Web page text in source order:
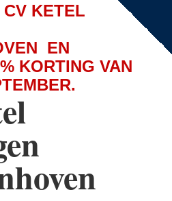
KETEL
EN
KORTING VAN